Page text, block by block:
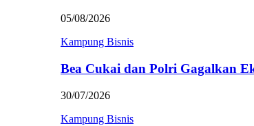
05/08/2026
Kampung Bisnis
Bea Cukai dan Polri Gagalkan
30/07/2026
Kampung Bisnis